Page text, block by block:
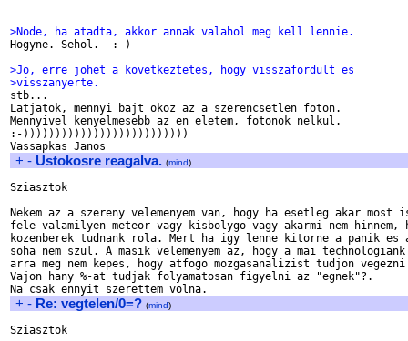
>Node, ha atadta, akkor annak valahol meg kell lennie.
Hogyne. Sehol.  :-)
>Jo, erre johet a kovetkeztetes, hogy visszafordult es
>visszanyerte.
stb...
Latjatok, mennyi bajt okoz az a szerencsetlen foton.
Mennyivel kenyelmesebb az en eletem, fotonok nelkul.
:-))))))))))))))))))))))))))
+ - Ustokosre reagalva. (mind)
Sziasztok
Nekem az a szereny velemenyem van, hogy ha esetleg akar
fele valamilyen meteor vagy kisbolygo vagy akarmi nem hinnem,
kozenberek tudnank rola. Mert ha igy lenne kitorne a panik
soha nem szul. A masik velemenyem az, hogy a mai
arra meg nem kepes, hogy atfogo mozgasanalizist tudjon
Vajon hany %-at tudjak folyamatosan figyelni az "egnek"?.
+ - Re: vegtelen/0=? (mind)
Sziasztok